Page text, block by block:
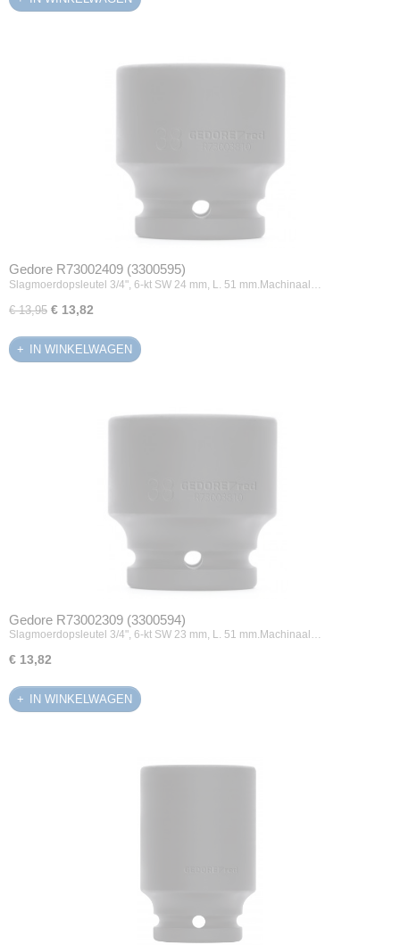
Gedore R73002409 (3300595)
Slagmoerdopsleutel 3/4", 6-kt SW 24 mm, L. 51 mm.Machinaal…
€ 13,95 € 13,82
IN WINKELWAGEN
Gedore R73002309 (3300594)
Slagmoerdopsleutel 3/4", 6-kt SW 23 mm, L. 51 mm.Machinaal…
€ 13,82
IN WINKELWAGEN